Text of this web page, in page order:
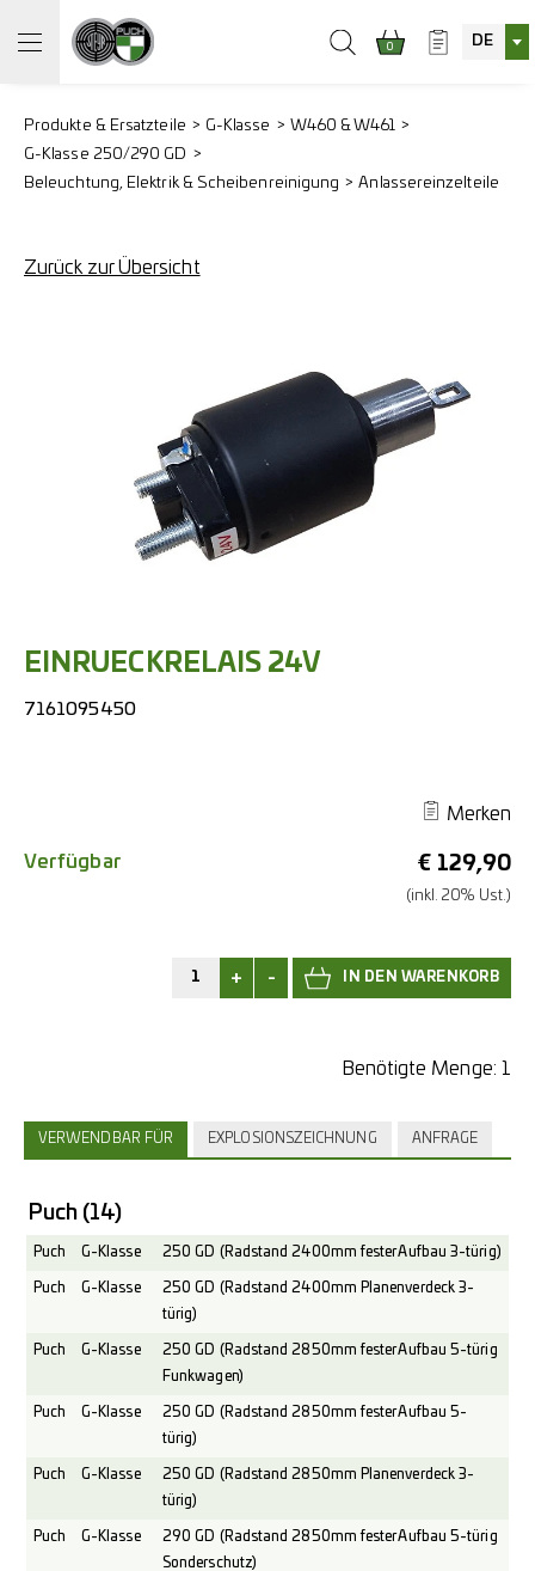
0 DE
Produkte & Ersatzteile G-Klasse
W460 & W461
G-Klasse 250/290 GD
Beleuchtung, Elektrik & Scheibenreinigung
Anlassereinzelteile
Zurück zur Übersicht
EINRUECKRELAIS 24V
7161095450
Merken
€ 129,90
(inkl. 20% Ust.)
Verfügbar
+ -
Benötigte Menge: 1
VERWENDBAR FÜR EXPLOSIONSZEICHNUNG ANFRAGE
Puch (14)
Puch G-Klasse 250 GD (Radstand 2400mm fester Aufbau 3-türig)
Puch G-Klasse
250 GD (Radstand 2400mm Planenverdeck 3-
türig)
Puch G-Klasse
250 GD (Radstand 2850mm fester Aufbau 5-türig
Funkwagen)
Puch G-Klasse
250 GD (Radstand 2850mm fester Aufbau 5-
türig)
Puch G-Klasse
250 GD (Radstand 2850mm Planenverdeck 3-
türig)
Puch G-Klasse
290 GD (Radstand 2850mm fester Aufbau 5-türig
Sonderschutz)